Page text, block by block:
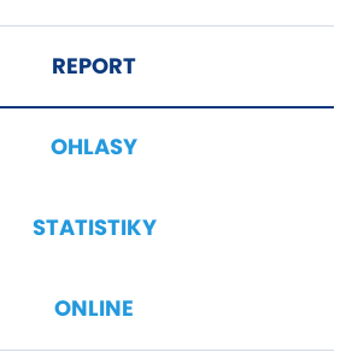
REPORT
OHLASY
STATISTIKY
ONLINE